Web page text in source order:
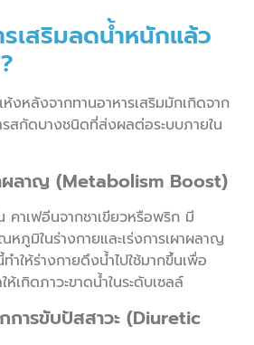
รเสริมลดน้ำหนักแล้ว
งหลังจากทานอาหารเสริมมักเกิดจาก
รสกัดบางชนิดที่ส่งผลต่อระบบภายใน
าผลาญ (Metabolism Boost)
คาเฟอีนจากชาเขียวหรือพริก มี
ภูมิในร่างกายและเร่งการเผาผลาญ
ให้ร่างกายดึงน้ำไปใช้มากขึ้นเพื่อ
เกิดภาวะขาดน้ำในระดับเซลล์
การขับปัสสาวะ (Diuretic